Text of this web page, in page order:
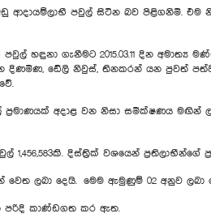
පවුල් සිටින බව පිළිගනිමි. එම
ගැනීමට 2015.03.11 දින
ඩේලි නිවුස්, තිනකරන් යන පුවත්
ප්‍රමාණයක් අදාළ වන නිසා සමීක්ෂණය
1,456,583කි. දිස්ත්‍රික් වශයෙන්
වෙත ලබා දෙයි. මෙම ඇමුණුම් 02 අනුව
පරිදි කාණ්ඩගත කර ඇත.